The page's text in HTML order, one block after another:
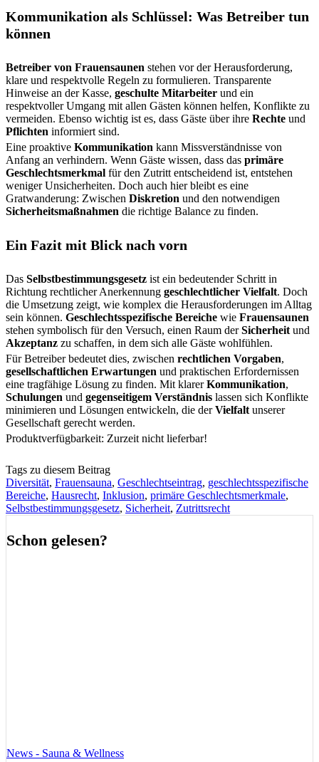
Kommunikation als Schlüssel: Was Betreiber tun
können
Betreiber von Frauensaunen stehen vor der Herausforderung,
klare und respektvolle Regeln zu formulieren. Transparente
Hinweise an der Kasse, geschulte Mitarbeiter und ein
respektvoller Umgang mit allen Gästen können helfen, Konflikte zu
vermeiden. Ebenso wichtig ist es, dass Gäste über ihre Rechte und
Pflichten informiert sind.
Eine proaktive Kommunikation kann Missverständnisse von
Anfang an verhindern. Wenn Gäste wissen, dass das primäre
Geschlechtsmerkmal für den Zutritt entscheidend ist, entstehen
weniger Unsicherheiten. Doch auch hier bleibt es eine
Gratwanderung: Zwischen Diskretion und den notwendigen
Sicherheitsmaßnahmen die richtige Balance zu finden.
Ein Fazit mit Blick nach vorn
Das Selbstbestimmungsgesetz ist ein bedeutender Schritt in
Richtung rechtlicher Anerkennung geschlechtlicher Vielfalt. Doch
die Umsetzung zeigt, wie komplex die Herausforderungen im Alltag
sein können. Geschlechtsspezifische Bereiche wie Frauensaunen
stehen symbolisch für den Versuch, einen Raum derSicherheit und
Akzeptanz zu schaffen, in dem sich alle Gäste wohlfühlen.
Für Betreiber bedeutet dies, zwischen rechtlichen Vorgaben,
gesellschaftlichen Erwartungen und praktischen Erfordernissen
eine tragfähige Lösung zu finden. Mit klarerKommunikation,
Schulungen und gegenseitigem Verständnis lassen sich Konflikte
minimieren und Lösungen entwickeln, die derVielfalt unserer
Gesellschaft gerecht werden.
Produktverfügbarkeit: Zurzeit nicht lieferbar!
Tags zu diesem Beitrag
Diversität, Frauensauna, Geschlechtseintrag, geschlechtsspezifische
Bereiche, Hausrecht, Inklusion, primäre Geschlechtsmerkmale,
Selbstbestimmungsgesetz, Sicherheit, Zutrittsrecht
Schon gelesen?
News - Sauna & Wellness